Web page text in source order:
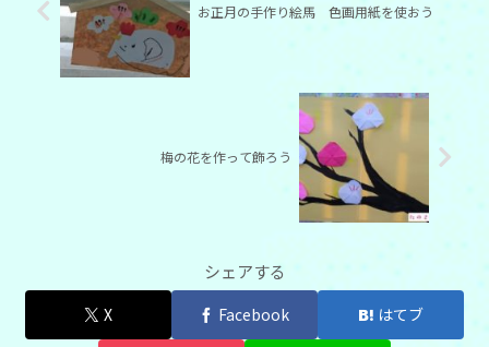
お正月の手作り絵馬 色画用紙を使おう
梅の花を作って飾ろう
シェアする
X Facebook はてブ